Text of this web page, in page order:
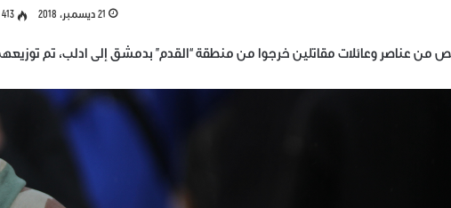
21 ديسمبر، 2018 413
عناصر وعائلات مقاتلين خرجوا من منطقة “القدم” بدمشق إلى ادلب، تم توزيعهم